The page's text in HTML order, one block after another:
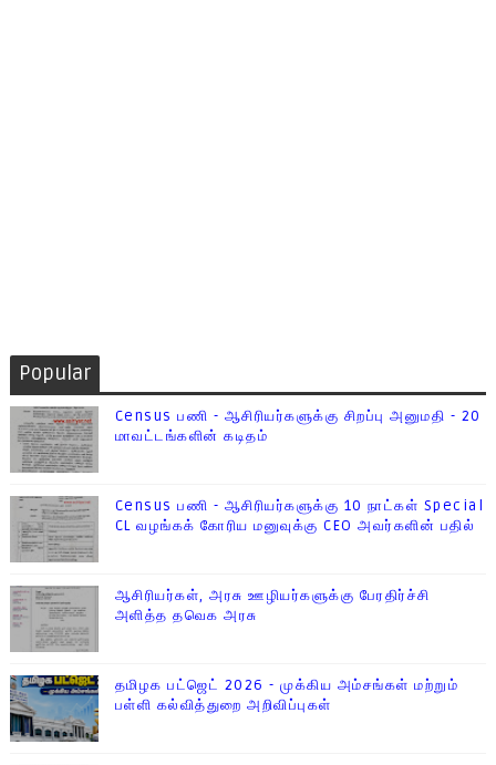
Popular
Census பணி - ஆசிரியர்களுக்கு சிறப்பு அனுமதி - 20
மாவட்டங்களின் கடிதம்
Census பணி - ஆசிரியர்களுக்கு 10 நாட்கள் Special
CL வழங்கக் கோரிய மனுவுக்கு CEO அவர்களின் பதில்
ஆசிரியர்கள், அரசு ஊழியர்களுக்கு பேரதிர்ச்சி
அளித்த தவெக அரசு
தமிழக பட்ஜெட் 2026 - முக்கிய அம்சங்கள் மற்றும்
பள்ளி கல்வித்துறை அறிவிப்புகள்